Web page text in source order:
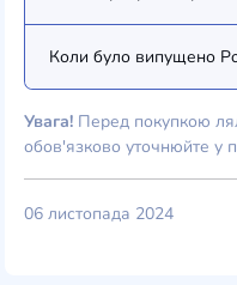
Коли було випущено
Увага! Перед покупкою
обов'язково уточнюйте у
06 листопада 2024